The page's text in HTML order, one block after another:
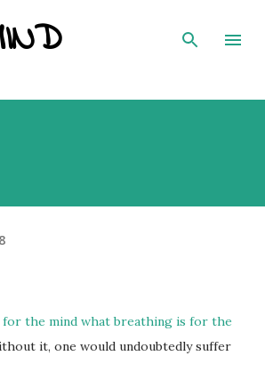
Skip to main content
the mind what breathing is for the
it, one would undoubtedly suffer